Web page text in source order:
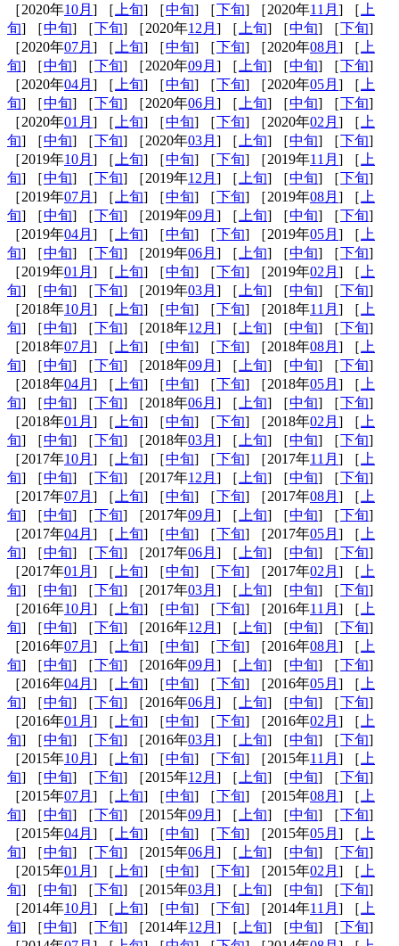
［2020年10月 ] ［上旬] ［中旬] ［ 下旬] ［2020年11月 ] ［上
旬] ［中旬] ［ 下旬] ［2020年12月 ] ［上旬] ［中旬] ［ 下旬]
［2020年07月 ] ［上旬] ［中旬] ［ 下旬] ［2020年08月 ] ［上
旬] ［中旬] ［ 下旬] ［2020年09月 ] ［上旬] ［中旬] ［ 下旬]
［2020年04月 ] ［上旬] ［中旬] ［ 下旬] ［2020年05月 ] ［上
旬] ［中旬] ［ 下旬] ［2020年06月 ] ［上旬] ［中旬] ［ 下旬]
［2020年01月 ] ［上旬] ［中旬] ［ 下旬] ［2020年02月 ] ［上
旬] ［中旬] ［ 下旬] ［2020年03月 ] ［上旬] ［中旬] ［ 下旬]
［2019年10月 ] ［上旬] ［中旬] ［ 下旬] ［2019年11月 ] ［上
旬] ［中旬] ［ 下旬] ［2019年12月 ] ［上旬] ［中旬] ［ 下旬]
［2019年07月 ] ［上旬] ［中旬] ［ 下旬] ［2019年08月 ] ［上
旬] ［中旬] ［ 下旬] ［2019年09月 ] ［上旬] ［中旬] ［ 下旬]
［2019年04月 ] ［上旬] ［中旬] ［ 下旬] ［2019年05月 ] ［上
旬] ［中旬] ［ 下旬] ［2019年06月 ] ［上旬] ［中旬] ［ 下旬]
［2019年01月 ] ［上旬] ［中旬] ［ 下旬] ［2019年02月 ] ［上
旬] ［中旬] ［ 下旬] ［2019年03月 ] ［上旬] ［中旬] ［ 下旬]
［2018年10月 ] ［上旬] ［中旬] ［ 下旬] ［2018年11月 ] ［上
旬] ［中旬] ［ 下旬] ［2018年12月 ] ［上旬] ［中旬] ［ 下旬]
［2018年07月 ] ［上旬] ［中旬] ［ 下旬] ［2018年08月 ] ［上
旬] ［中旬] ［ 下旬] ［2018年09月 ] ［上旬] ［中旬] ［ 下旬]
［2018年04月 ] ［上旬] ［中旬] ［ 下旬] ［2018年05月 ] ［上
旬] ［中旬] ［ 下旬] ［2018年06月 ] ［上旬] ［中旬] ［ 下旬]
［2018年01月 ] ［上旬] ［中旬] ［ 下旬] ［2018年02月 ] ［上
旬] ［中旬] ［ 下旬] ［2018年03月 ] ［上旬] ［中旬] ［ 下旬]
［2017年10月 ] ［上旬] ［中旬] ［ 下旬] ［2017年11月 ] ［上
旬] ［中旬] ［ 下旬] ［2017年12月 ] ［上旬] ［中旬] ［ 下旬]
［2017年07月 ] ［上旬] ［中旬] ［ 下旬] ［2017年08月 ] ［上
旬] ［中旬] ［ 下旬] ［2017年09月 ] ［上旬] ［中旬] ［ 下旬]
［2017年04月 ] ［上旬] ［中旬] ［ 下旬] ［2017年05月 ] ［上
旬] ［中旬] ［ 下旬] ［2017年06月 ] ［上旬] ［中旬] ［ 下旬]
［2017年01月 ] ［上旬] ［中旬] ［ 下旬] ［2017年02月 ] ［上
旬] ［中旬] ［ 下旬] ［2017年03月 ] ［上旬] ［中旬] ［ 下旬]
［2016年10月 ] ［上旬] ［中旬] ［ 下旬] ［2016年11月 ] ［上
旬] ［中旬] ［ 下旬] ［2016年12月 ] ［上旬] ［中旬] ［ 下旬]
［2016年07月 ] ［上旬] ［中旬] ［ 下旬] ［2016年08月 ] ［上
旬] ［中旬] ［ 下旬] ［2016年09月 ] ［上旬] ［中旬] ［ 下旬]
［2016年04月 ] ［上旬] ［中旬] ［ 下旬] ［2016年05月 ] ［上
旬] ［中旬] ［ 下旬] ［2016年06月 ] ［上旬] ［中旬] ［ 下旬]
［2016年01月 ] ［上旬] ［中旬] ［ 下旬] ［2016年02月 ] ［上
旬] ［中旬] ［ 下旬] ［2016年03月 ] ［上旬] ［中旬] ［ 下旬]
［2015年10月 ] ［上旬] ［中旬] ［ 下旬] ［2015年11月 ] ［上
旬] ［中旬] ［ 下旬] ［2015年12月 ] ［上旬] ［中旬] ［ 下旬]
［2015年07月 ] ［上旬] ［中旬] ［ 下旬] ［2015年08月 ] ［上
旬] ［中旬] ［ 下旬] ［2015年09月 ] ［上旬] ［中旬] ［ 下旬]
［2015年04月 ] ［上旬] ［中旬] ［ 下旬] ［2015年05月 ] ［上
旬] ［中旬] ［ 下旬] ［2015年06月 ] ［上旬] ［中旬] ［ 下旬]
［2015年01月 ] ［上旬] ［中旬] ［ 下旬] ［2015年02月 ] ［上
旬] ［中旬] ［ 下旬] ［2015年03月 ] ［上旬] ［中旬] ［ 下旬]
［2014年10月 ] ［上旬] ［中旬] ［ 下旬] ［2014年11月 ] ［上
旬] ［中旬] ［ 下旬] ［2014年12月 ] ［上旬] ［中旬] ［ 下旬]